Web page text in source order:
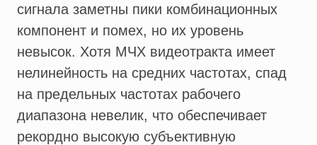
сигнала заметны пики комбинационных
компонент и помех, но их уровень
невысок. Хотя МЧХ видеотракта имеет
нелинейность на средних частотах, спад
на предельных частотах рабочего
диапазона невелик, что обеспечивает
рекордно высокую субъективную